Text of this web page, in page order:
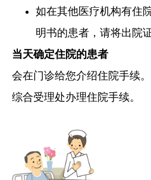
如在其他医疗机构有住
明书的患者，请将出院
当天确定住院的患者
会在门诊给您介绍住院手续
综合受理处办理住院手续。